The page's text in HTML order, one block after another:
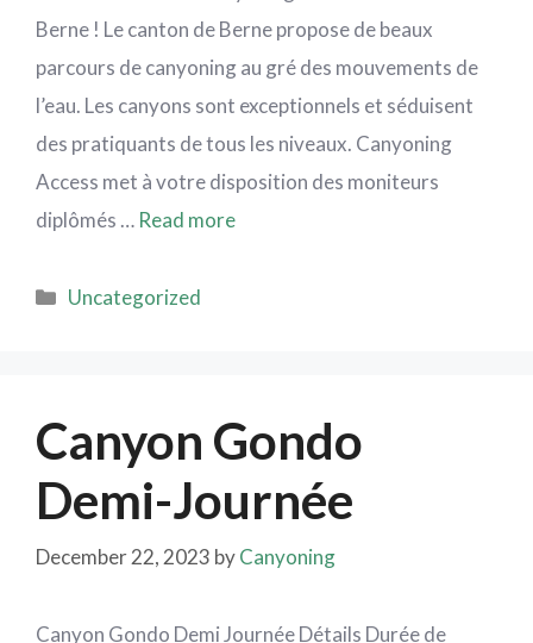
Berne ! Le canton de Berne propose de beaux
parcours de canyoning au gré des mouvements de
l’eau. Les canyons sont exceptionnels et séduisent
des pratiquants de tous les niveaux. Canyoning
Access met à votre disposition des moniteurs
diplômés … Read more
Uncategorized
Canyon Gondo
Demi-Journée
December 22, 2023 byCanyoning
Canyon Gondo Demi Journée Détails Durée de